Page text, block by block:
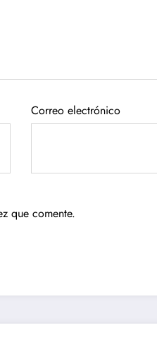
Correo electrónico
que comente.